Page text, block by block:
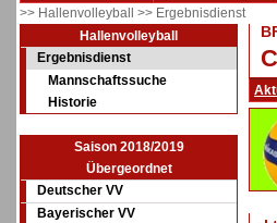
>> Hallenvolleyball >> Ergebnisdienst
Hallenvolleyball
Ergebnisdienst
Mannschaftssuche
Historie
Saison 2018/2019
Übergeordnet
Deutscher VV
Bayerischer VV